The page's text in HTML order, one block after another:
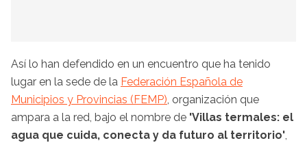
Así lo han defendido en un encuentro que ha tenido
lugar en la sede de la Federación Española de
Municipios y Provincias (FEMP) , organización que
ampara a la red, bajo el nombre de 'Villas termales: el
agua que cuida, conecta y da futuro al territorio'